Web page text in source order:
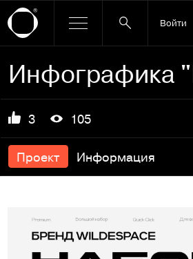
Войти
3 105
Проект Информация